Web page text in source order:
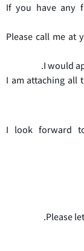
If you have any
Please call me at
I would
I am attaching all
I look forward
Please